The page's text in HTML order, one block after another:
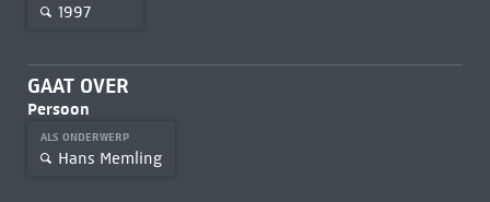
1997
GAAT OVER
Persoon
ALS ONDERWERP
Hans Memling